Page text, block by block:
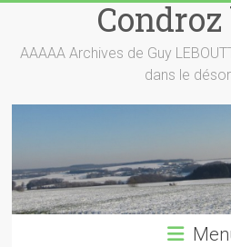
content
Condroz
AAAAA Archives de Guy
dans le